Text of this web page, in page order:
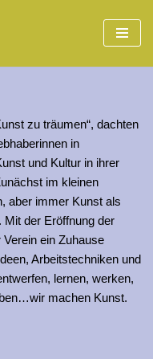
zu träumen“, dachten
in
und Kultur in ihrer
im kleinen
aber immer Kunst als
der Eröffnung der
ein Zuhause
Arbeitstechniken und
lernen, werken,
machen Kunst.